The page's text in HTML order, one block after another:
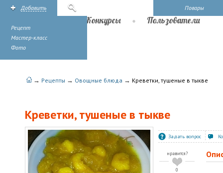
Повары
Добавить
Рецепт
Мастер-класс
Фото
Конкурсы Пользователи
→ Рецепты → Овощные блюда → Креветки, тушеные в тыкве
Креветки, тушеные в тыкве
Задать вопрос
нравится?
0